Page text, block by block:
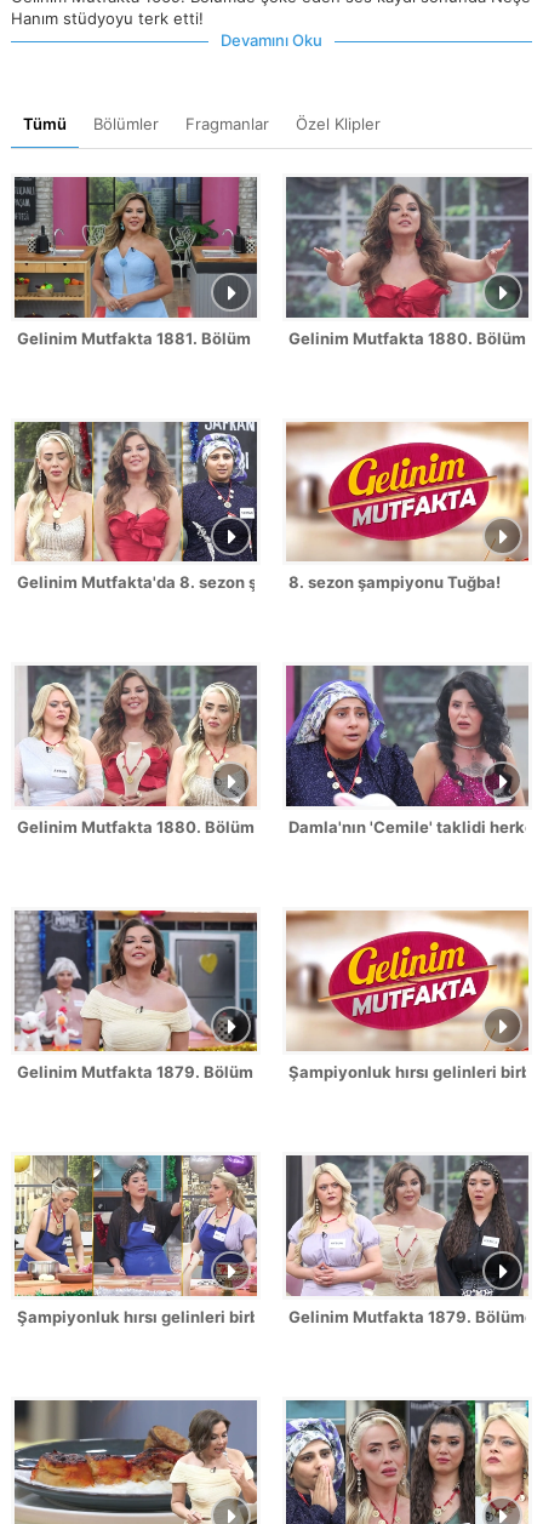
Hanım stüdyoyu terk etti!
Devamını Oku
Tümü Bölümler Fragmanlar Özel Klipler
Gelinim Mutfakta 1881. Bölüm FragmanıGelinim Mutfakta 1880. Bölüm /
Gelinim Mutfakta'da 8. sezon şampiyonu kim oldu?
8. sezon şampiyonu Tuğba!
Gelinim Mutfakta 1880. Bölümde gün birincisi kim oldu?
Damla'nın 'Cemile' taklidi
Gelinim Mutfakta 1879. Bölüm / 2 Temmuz 2026Şampiyonluk hırsı gelinleri
Şampiyonluk hırsı gelinleri birbirine düşürdü!Gelinim Mutfakta 1879.